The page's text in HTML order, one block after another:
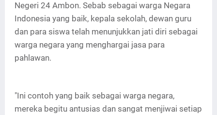
Negeri 24 Ambon. Sebab sebagai warga Negara
Indonesia yang baik, kepala sekolah, dewan guru
dan para siswa telah menunjukkan jati diri sebagai
warga negara yang menghargai jasa para
pahlawan.
"Ini contoh yang baik sebagai warga negara,
mereka begitu antusias dan sangat menjiwai setiap